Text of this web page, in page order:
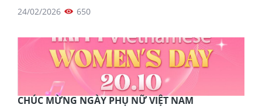
24/02/2026 650
CHÚC MỪNG NGÀY PHỤ NỮ VIỆT NAM